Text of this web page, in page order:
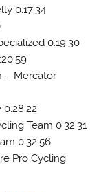
0:17:34
0:19:30
– Mercator
Team 0:32:31
0:32:56
Pro Cycling